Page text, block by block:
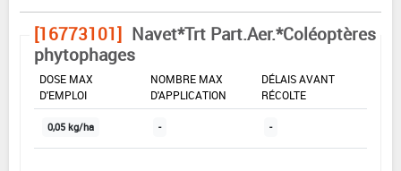
[16773101] Navet*Trt Part.Aer.*Coléoptères
phytophages
DOSE MAX
D'EMPLOI
NOMBRE MAX
D'APPLICATION
DÉLAIS AVANT
RÉCOLTE
0,05 kg/ha - -